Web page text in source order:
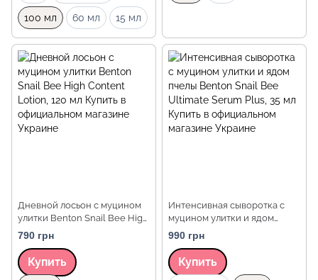
100 мл 60 мл 15 мл
Дневной лосьон с муцином
улитки Benton Snail Bee High
Content Lotion, 120 мл
790 грн
Купить
Объем
Интенсивная сыворотка с
муцином улитки и ядом
пчелы Benton Snail Bee
Ultimate Serum Plus, 35 мл
990 грн
Купить
Объем